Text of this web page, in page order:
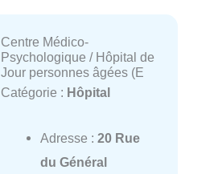
Centre Médico-
Psychologique / Hôpital de
Jour personnes âgées (E
Catégorie : Hôpital
Adresse : 20 Rue
du Général